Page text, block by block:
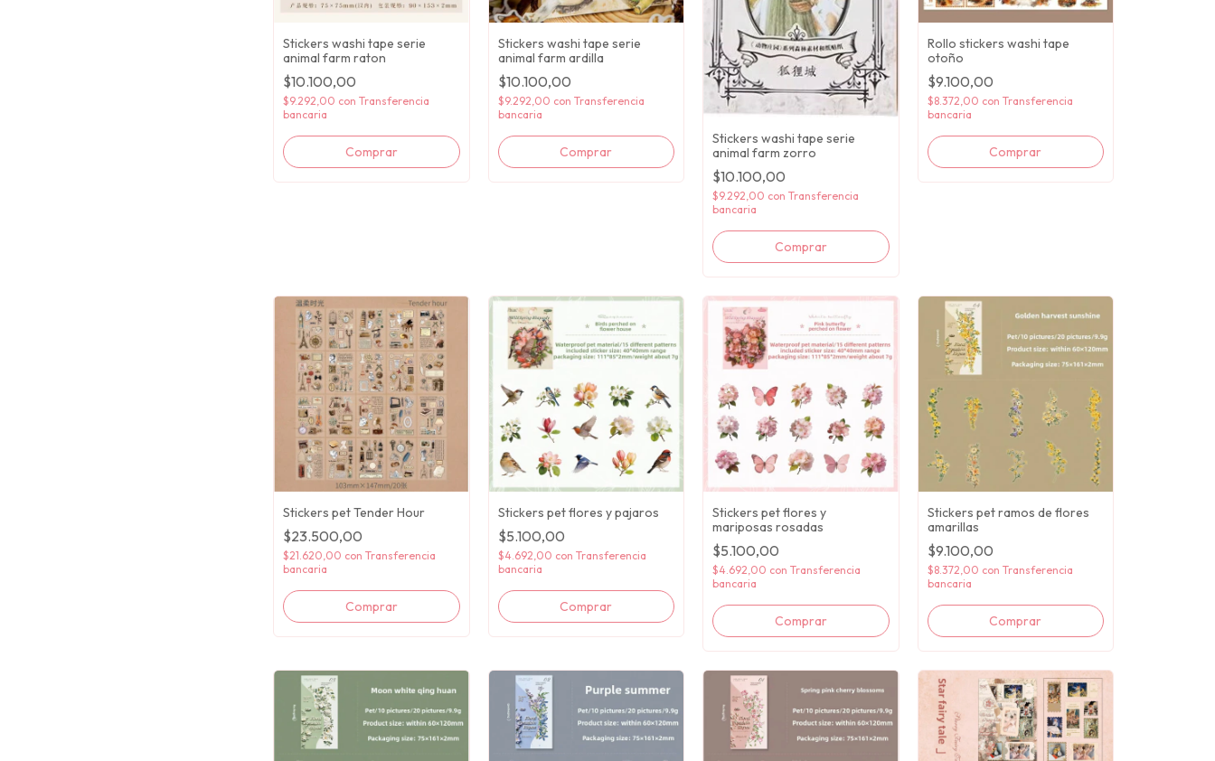
Stickers washi tape serie
animal farm raton
$10.100,00
$9.292,00 con Transferencia
bancaria
Stickers washi tape serie
animal farm ardilla
$10.100,00
$9.292,00 con Transferencia
bancaria
Stickers washi tape serie
animal farm zorro
$10.100,00
$9.292,00 con Transferencia
bancaria
Rollo stickers washi tape
otoño
$9.100,00
$8.372,00 con Transferencia
bancaria
Stickers pet Tender Hour
$23.500,00
$21.620,00 con Transferencia
bancaria
Stickers pet flores y pajaros
$5.100,00
$4.692,00 con Transferencia
bancaria
Stickers pet flores y
mariposas rosadas
$5.100,00
$4.692,00 con Transferencia
bancaria
Stickers pet ramos de flores
amarillas
$9.100,00
$8.372,00 con Transferencia
bancaria